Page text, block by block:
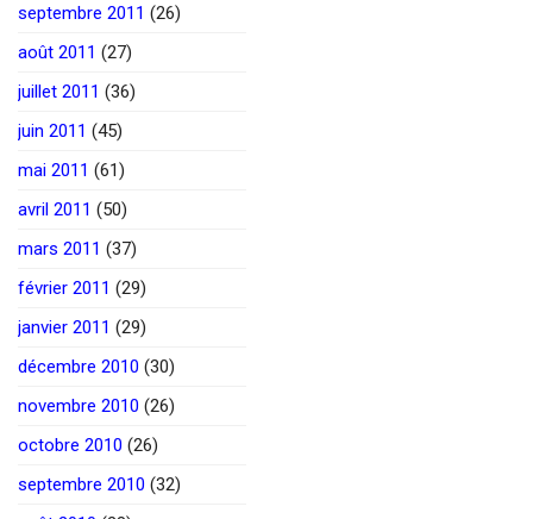
septembre 2011 (26)
août 2011 (27)
juillet 2011 (36)
juin 2011 (45)
mai 2011 (61)
avril 2011 (50)
mars 2011 (37)
février 2011 (29)
janvier 2011 (29)
décembre 2010 (30)
novembre 2010 (26)
octobre 2010 (26)
septembre 2010 (32)